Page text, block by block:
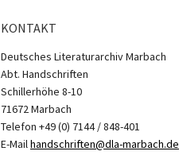
KONTAKT
Deutsches Literaturarchiv Marbach
Abt. Handschriften
Schillerhöhe 8-10
71672 Marbach
Telefon +49 (0) 7144 / 848-401
E-Mailhandschriften@dla-marbach.de